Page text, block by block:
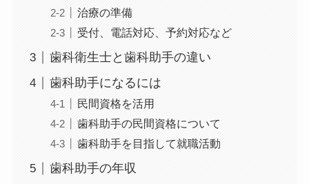
治療の準備
受付、電話対応、予約対応など
歯科衛生士と歯科助手の違い
歯科助手になるには
民間資格を活用
歯科助手の民間資格について
歯科助手を目指して就職活動
歯科助手の年収